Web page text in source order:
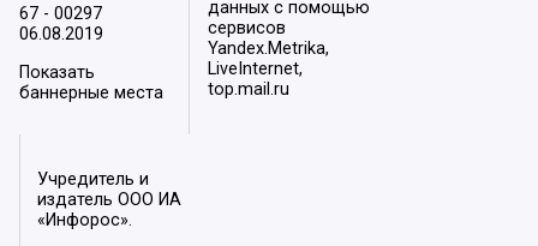
67 - 00297
06.08.2019
Показать
баннерные места
данных с помощью
сервисов
Yandex.Metrika,
LiveInternet,
top.mail.ru
Учредитель и
издатель ООО ИА
«Инфорос».